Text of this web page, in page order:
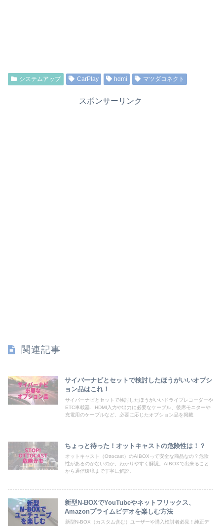
システムアップ CarPlay hdmi マツダコネクト
スポンサーリンク
関連記事
サイバーナビとセットで検討したほうがいいオプシ
ョン品はこれ！
サイバーナビとセットで検討したほうがいいドライブレコーダーや
ETC車載器、HDMI入力や出力に必要なケーブル、後席モニターや
充電用のケーブルなど、必要に応じたオプション品を掲載
ちょっと待った！オットキャストの危険性は！？
オットキャスト（Ottocast）のAIBOXって安全な商品なの？危険
性があるのかないのか、わかりやすく解説。AIBOXで出来ること
から通信環境まで丁寧に解説。
新型N-BOXでYouTubeやネットフリックス、
Amazonプライムビデオを楽しむ方法
新型N-BOX（カスタム含む）ユーザーや購入検討者必見！純正デ